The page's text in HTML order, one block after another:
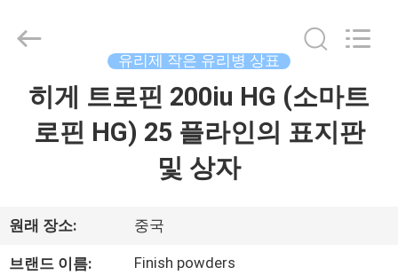
우
2017
Industry
유리제 작은 유리병 상표
히게 트로핀 200iu HG (소마트
로핀 HG) 25 플라인의 표지판
및 상자
원래 장소: 중국
브랜드 이름: Finish powders